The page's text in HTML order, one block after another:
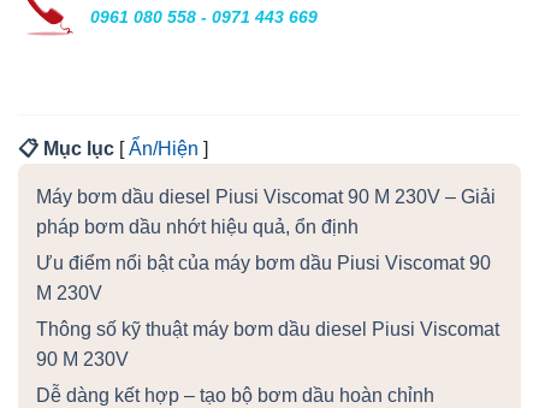
0961 080 558 - 0971 443 669
📋 Mục lục [Ẩn/Hiện ]
Máy bơm dầu diesel Piusi Viscomat 90 M 230V – Giải
pháp bơm dầu nhớt hiệu quả, ổn định
Ưu điểm nổi bật của máy bơm dầu Piusi Viscomat 90
M 230V
Thông số kỹ thuật máy bơm dầu diesel Piusi Viscomat
90 M 230V
Dễ dàng kết hợp – tạo bộ bơm dầu hoàn chỉnh